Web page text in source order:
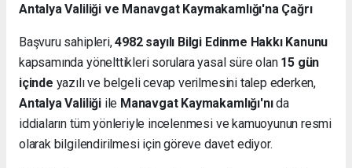
Antalya Valiliği ve Manavgat Kaymakamlığı'na Çağrı
Başvuru sahipleri,4982 sayılı Bilgi Edinme Hakkı Kanunu
kapsamında yönelttikleri sorulara yasal süre olan 15 gün
içinde yazılı ve belgeli cevap verilmesini talep ederken,
Antalya Valiliğiile Manavgat Kaymakamlığı'nıda
iddiaların tüm yönleriyle incelenmesi ve kamuoyunun resmi
olarak bilgilendirilmesi için göreve davet ediyor.